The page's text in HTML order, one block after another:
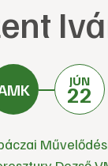
JÚN
22